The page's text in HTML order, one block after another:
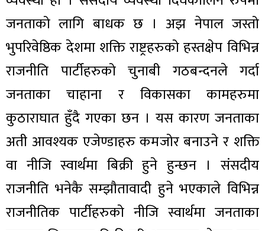
जनताको लागि बाधक छ । अझ नेपाल जस्तो
भुपरिवेष्ठिक देशमा शक्ति राष्ट्रहरुको हस्तक्षेप विभिन्न
राजनीति पार्टीहरुको चुनाबी गठबन्दनले गर्दा
जनताका चाहाना र विकासका कामहरुमा
कुठाराघात हुँदै गएका छन । यस कारण जनताका
अती आवश्यक एजेण्डाहरु कमजोर बनाउने र शक्ति
वा नीजि स्वार्थमा बिक्री हुने हुन्छन । संसदीय
राजनीति भनेकै सम्झौतावादी हुने भएकाले विभिन्न
राजनीतिक पार्टीहरुको नीजि स्वार्थमा जनताका